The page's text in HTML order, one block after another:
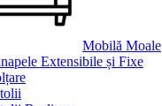
Mobilă Moale
Extensibile și Fixe